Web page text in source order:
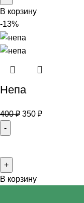
В корзину
-13%
Непа
400₽ 350 ₽
В корзину